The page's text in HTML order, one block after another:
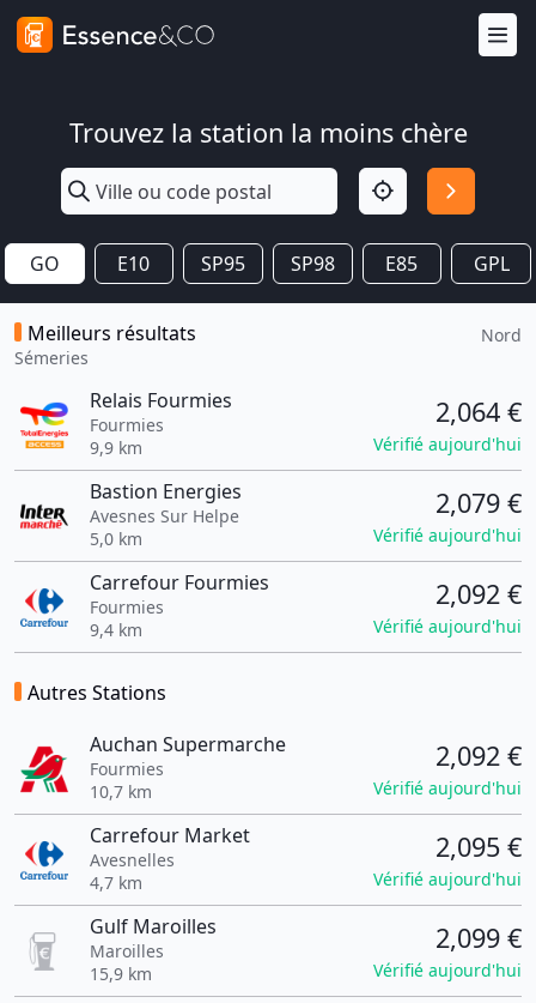
Trouvez la station la moins chère
GO E10 SP95 SP98 E85 GPL
Meilleurs résultats
Sémeries
Nord
Relais Fourmies
Fourmies
9,9 km
2,064 €
Vérifié aujourd'hui
Bastion Energies
Avesnes Sur Helpe
5,0 km
2,079 €
Vérifié aujourd'hui
Carrefour Fourmies
Fourmies
9,4 km
2,092 €
Vérifié aujourd'hui
Autres Stations
Auchan Supermarche
Fourmies
10,7 km
2,092 €
Vérifié aujourd'hui
Carrefour Market
Avesnelles
4,7 km
2,095 €
Vérifié aujourd'hui
Gulf Maroilles
Maroilles
15,9 km
2,099 €
Vérifié aujourd'hui